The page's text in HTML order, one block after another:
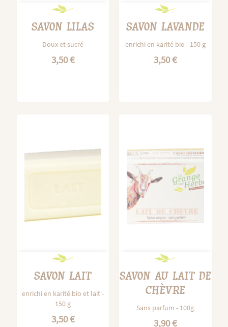
SAVON LILAS
Doux et sucré
3,50 €
SAVON LAVANDE
enrichi en karité bio - 150 g
3,50 €
SAVON LAIT
enrichi en karité bio et lait -
150 g
3,50 €
SAVON AU LAIT DE
CHÈVRE
Sans parfum - 100g
3,90 €